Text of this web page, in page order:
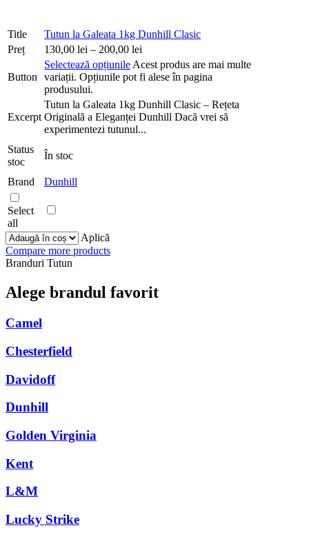
Title
Tutun la Galeata 1kg Dunhill Clasic
Preț
130,00 lei – 200,00 lei
Button
Selectează opțiunile Acest produs are mai multe
variații. Opțiunile pot fi alese în pagina
produsului.
Excerpt
Tutun la Galeata 1kg Dunhill Clasic – Rețeta
Originală a Eleganței Dunhill Dacă vrei să
experimentezi tutunul...
Status
stoc
În stoc
Brand Dunhill
Select
all
Aplică
Compare more products
Branduri Tutun
Alege brandul favorit
Camel
Chesterfield
Davidoff
Dunhill
Golden Virginia
Kent
L&M
Lucky Strike